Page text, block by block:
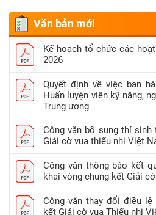
Văn bản mới
Kế hoạch tổ chức các
2026
Quyết định về việc ban
Huấn luyện viên kỹ năng,
Trung ương
Công văn bổ sung thí
Giải cờ vua thiếu nhi Việt
Công văn thông báo kết
khai vòng chung kết Giải
Công văn thay đổi điều
kết Giải cờ vua Thiếu nhi